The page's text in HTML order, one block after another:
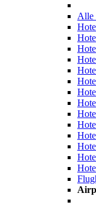
Alle